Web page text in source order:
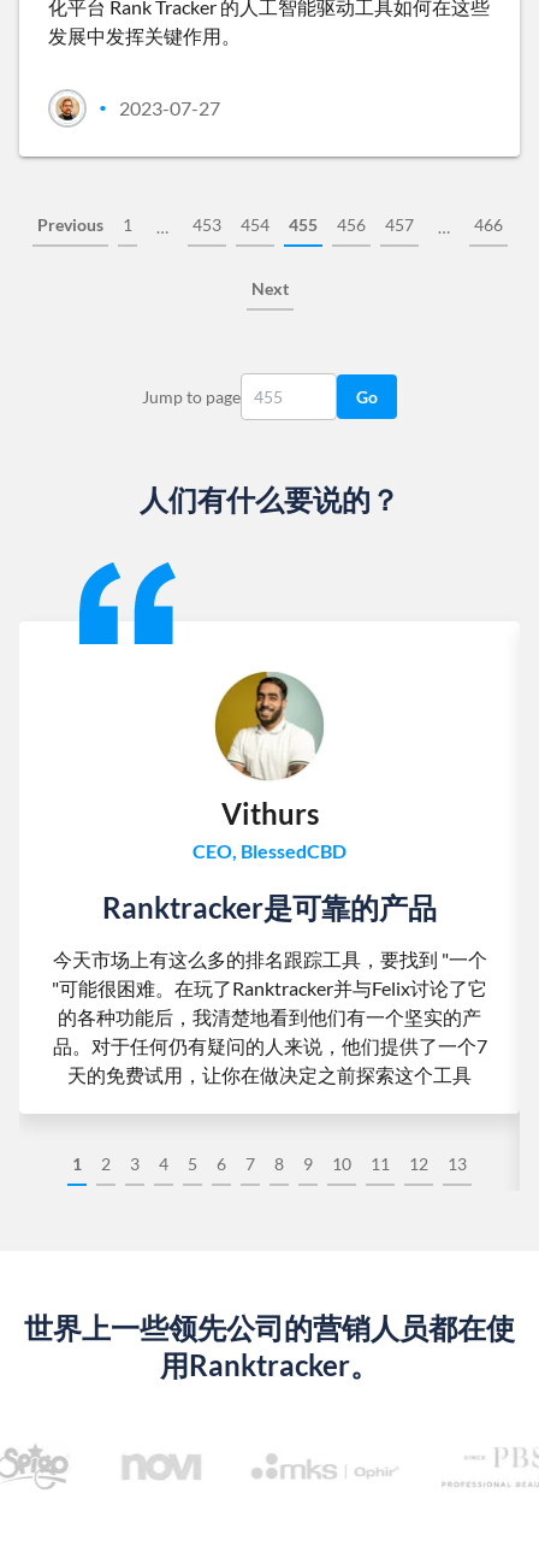
化平台 Rank Tracker 的人工智能驱动工具如何在这些
发展中发挥关键作用。
• 2023-07-27
Previous 1 … 453 454 455 456 457 … 466
Next
Jump to page Go
人们有什么要说的？
1 2 3 4 5 6 7 8 9 10 11 12 13
Vithurs
CEO, BlessedCBD
Ranktracker是可靠的产品
今天市场上有这么多的排名跟踪工具，要找到 "一个
"可能很困难。在玩了Ranktracker并与Felix讨论了它
的各种功能后，我清楚地看到他们有一个坚实的产
品。对于任何仍有疑问的人来说，他们提供了一个7
天的免费试用，让你在做决定之前探索这个工具
世界上一些领先公司的营销人员都在使
用Ranktracker。